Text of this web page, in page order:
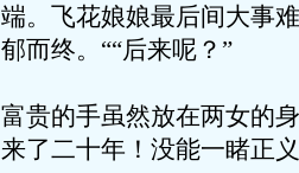
端。飞花娘娘最后间大事
郁而终。““后来呢？”
富贵的手虽然放在两女的
来了二十年！没能一睹正